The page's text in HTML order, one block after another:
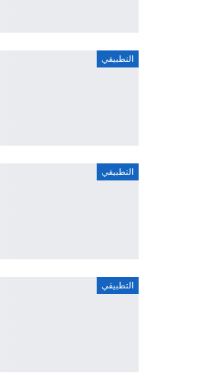
التطبيقي
التطبيقي
التطبيقي